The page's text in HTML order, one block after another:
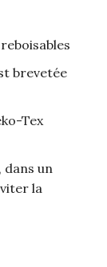
brevetée
Tex
un
la